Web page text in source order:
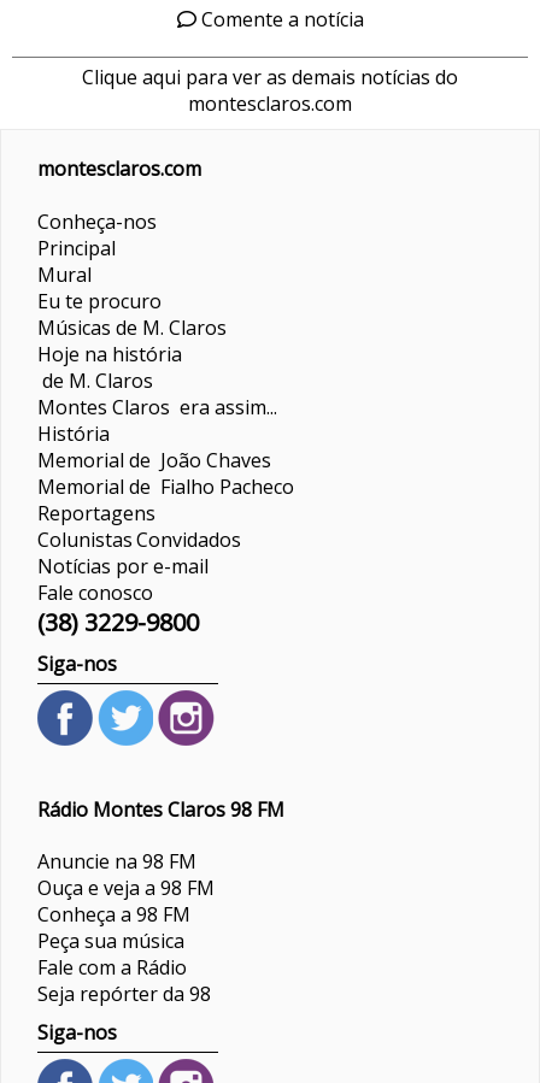
Comente a notícia
Clique aqui para ver as demais notícias do
montesclaros.com
montesclaros.com
Conheça-nos
Principal
Mural
Eu te procuro
Músicas de M. Claros
Hoje na história
de M. Claros
Montes Claros era assim...
História
Memorial de João Chaves
Memorial de Fialho Pacheco
Reportagens
ColunistasConvidados
Notícias por e-mail
Fale conosco
(38) 3229-9800
Siga-nos
Rádio Montes Claros 98 FM
Anuncie na 98 FM
Ouça e veja a 98 FM
Conheça a 98 FM
Peça sua música
Fale com a Rádio
Seja repórter da 98
Siga-nos